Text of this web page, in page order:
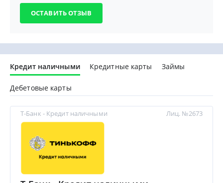
Кредит наличными Кредитные карты Займы
Дебетовые карты
Т-Банк - Кредит наличными Лиц. №2673